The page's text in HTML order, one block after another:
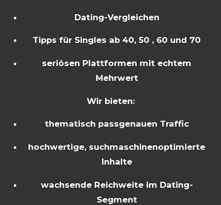
Dating-Vergleichen
Tipps für Singles ab 40, 50 , 60 und 70
seriösen Plattformen mit echtem
Mehrwert
Wir bieten:
thematisch passgenauen Traffic
hochwertige, suchmaschinenoptimierte
Inhalte
wachsende Reichweite im Dating-
Segment